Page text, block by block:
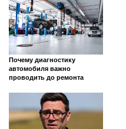
Почему диагностику
автомобиля важно
проводить до ремонта